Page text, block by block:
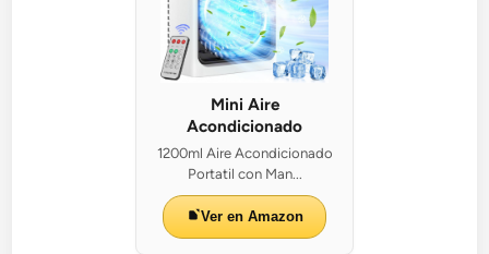
Mini Aire
Acondicionado
1200ml Aire Acondicionado
Portatil con Man...
Ver en Amazon